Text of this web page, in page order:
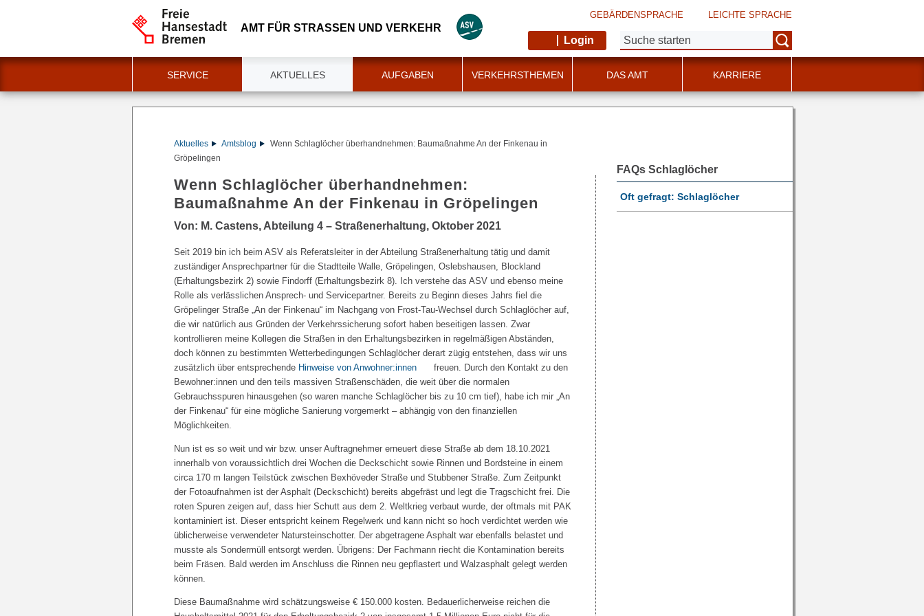
AMT FÜR STRASSEN UND VERKEHR
GEBÄRDENSPRACHE LEICHTE SPRACHE
Login Suche:
SERVICE AKTUELLES AUFGABEN VERKEHRSTHEMEN DAS AMT KARRIERE
Aktuelles Amtsblog
Wenn Schlaglöcher überhandnehmen: Baumaßnahme An der Finkenau in
Gröpelingen
Wenn Schlaglöcher überhandnehmen:
Baumaßnahme An der Finkenau in Gröpelingen
Von: M. Castens, Abteilung 4 – Straßenerhaltung, Oktober 2021
Seit 2019 bin ich beim ASV als Referatsleiter in der Abteilung Straßenerhaltung tätig und damit
zuständiger Ansprechpartner für die Stadtteile Walle, Gröpelingen, Oslebshausen, Blockland
(Erhaltungsbezirk 2) sowie Findorff (Erhaltungsbezirk 8). Ich verstehe das ASV und ebenso meine
Rolle als verlässlichen Ansprech- und Servicepartner. Bereits zu Beginn dieses Jahrs fiel die
Gröpelinger Straße „An der Finkenau“ im Nachgang von Frost-Tau-Wechsel durch Schlaglöcher auf,
die wir natürlich aus Gründen der Verkehrssicherung sofort haben beseitigen lassen. Zwar
kontrollieren meine Kollegen die Straßen in den Erhaltungsbezirken in regelmäßigen Abständen,
doch können zu bestimmten Wetterbedingungen Schlaglöcher derart zügig entstehen, dass wir uns
zusätzlich über entsprechende Hinweise von Anwohner:innen
freuen. Durch den Kontakt zu den
Bewohner:innen und den teils massiven Straßenschäden, die weit über die normalen
Gebrauchsspuren hinausgehen (so waren manche Schlaglöcher bis zu 10 cm tief), habe ich mir „An
der Finkenau“ für eine mögliche Sanierung vorgemerkt – abhängig von den finanziellen
Möglichkeiten.
Nun ist es so weit und wir bzw. unser Auftragnehmer erneuert diese Straße ab dem 18.10.2021
innerhalb von voraussichtlich drei Wochen die Deckschicht sowie Rinnen und Bordsteine in einem
circa 170 m langen Teilstück zwischen Bexhöveder Straße und Stubbener Straße. Zum Zeitpunkt
der Fotoaufnahmen ist der Asphalt (Deckschicht) bereits abgefräst und legt die Tragschicht frei. Die
roten Spuren zeigen auf, dass hier Schutt aus dem 2. Weltkrieg verbaut wurde, der oftmals mit PAK
kontaminiert ist. Dieser entspricht keinem Regelwerk und kann nicht so hoch verdichtet werden wie
üblicherweise verwendeter Natursteinschotter. Der abgetragene Asphalt war ebenfalls belastet und
musste als Sondermüll entsorgt werden. Übrigens: Der Fachmann riecht die Kontamination bereits
beim Fräsen. Bald werden im Anschluss die Rinnen neu gepflastert und Walzasphalt gelegt werden
können.
Diese Baumaßnahme wird schätzungsweise € 150.000 kosten. Bedauerlicherweise reichen die
FAQs Schlaglöcher
Oft gefragt: Schlaglöcher